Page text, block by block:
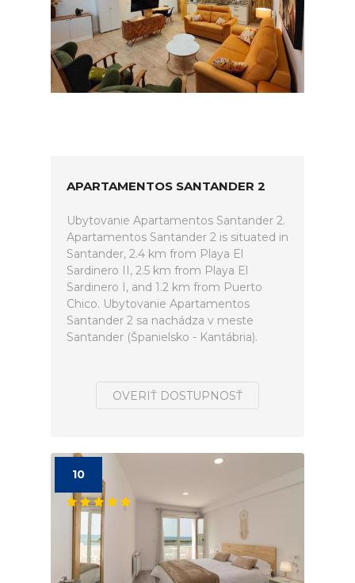
APARTAMENTOS SANTANDER 2
Ubytovanie Apartamentos Santander 2.
Apartamentos Santander 2 is situated in
Santander, 2.4 km from Playa El
Sardinero II, 2.5 km from Playa El
Sardinero I, and 1.2 km from Puerto
Chico. Ubytovanie Apartamentos
Santander 2 sa nachádza v meste
Santander (Španielsko - Kantábria).
OVERIŤ DOSTUPNOSŤ
10